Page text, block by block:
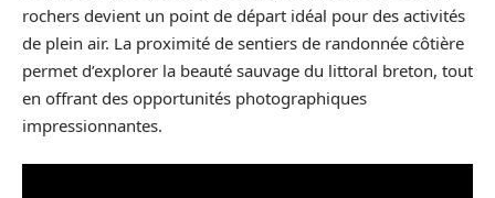
rochers devient un point de départ idéal pour des activités
de plein air. La proximité de sentiers de randonnée côtière
permet d’explorer la beauté sauvage du littoral breton, tout
en offrant des opportunités photographiques
impressionnantes.